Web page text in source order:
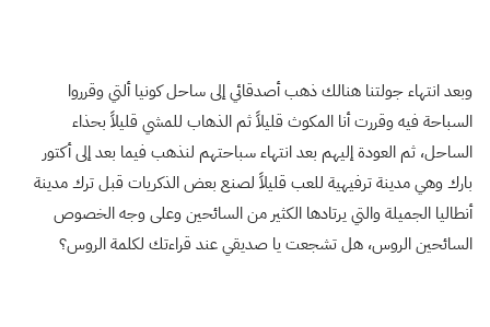
وبعد انتهاء جولتنا هنالك ذهب أصدقائي إلى ساحل كونيا ألتي وقرروا
السباحة فيه وقررت أنا المكوث قليلاً ثم الذهاب للمشي قليلاً بحذاء
الساحل، ثم العودة إليهم بعد انتهاء سباحتهم لنذهب فيما بعد إلى أكتور
بارك وهي مدينة ترفيهية للعب قليلاً لصنع بعض الذكريات قبل ترك مدينة
أنطاليا الجميلة والتي يرتادها الكثير من السائحين وعلى وجه الخصوص
السائحين الروس، هل تشجعت يا صديقي عند قراءتك لكلمة الروس؟